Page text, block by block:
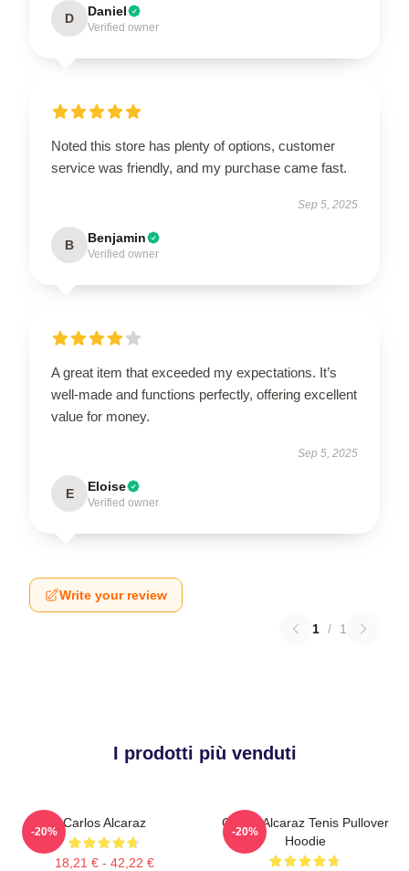
D Daniel
Verified owner
Noted this store has plenty of options, customer
service was friendly, and my purchase came fast.
Sep 5, 2025
B Benjamin
Verified owner
A great item that exceeded my expectations. It’s
well-made and functions perfectly, offering excellent
value for money.
Sep 5, 2025
E Eloise
Verified owner
Write your review
1 / 1
I prodotti più venduti
Carlos Alcaraz
18,21 € - 42,22 €
-20%
Carlos Alcaraz Tenis Pullover
Hoodie
-20%